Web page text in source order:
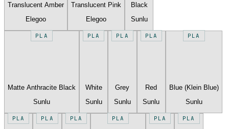
Translucent Amber
Elegoo
Translucent Pink
Elegoo
Black
Sunlu
PLA
Matte Anthracite Black
Sunlu
PLA
White
Sunlu
PLA
Grey
Sunlu
PLA
Red
Sunlu
PLA
Blue (Klein Blue)
Sunlu
PLA PLA PLA PLA PLA PLA